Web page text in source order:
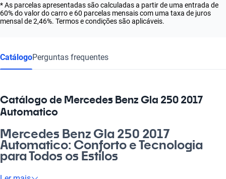
* As parcelas apresentadas são calculadas a partir de uma entrada de
60% do valor do carro e 60 parcelas mensais com uma taxa de juros
mensal de 2,46%. Termos e condições são aplicáveis.
CatálogoPerguntas frequentes
Catálogo de Mercedes Benz Gla 250 2017
Automatico
Mercedes Benz Gla 250 2017
Automatico: Conforto e Tecnologia
para Todos os Estilos
Olha, ter um Mercedes Benz Gla 250 2017 Automatico é como